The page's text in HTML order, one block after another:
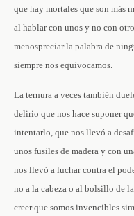
que hay mortales que son más
al hablar con unos y no con
menospreciar la palabra de
siempre nos equivocamos.
La ternura a veces también
delirio que nos hace suponer
intentarlo, que nos llevó a
unos fusiles de madera y con
nos llevó a luchar contra el
no a la cabeza o al bolsillo de
creer que somos invencibles